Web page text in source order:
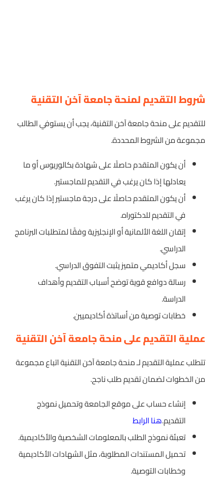
شروط التقديم لمنحة جامعة آخن التقنية
للتقديم على منحة جامعة آخن التقنية، يجب أن يستوفي الطالب
مجموعة من الشروط المحددة.
أن يكون المتقدم حاصلًا على شهادة بكالوريوس أو ما
يعادلها إذا كان يرغب في التقديم للماجستير.
أن يكون المتقدم حاصلًا على درجة ماجستير إذا كان يرغب
في التقديم للدكتوراه.
إتقان اللغة الألمانية أو الإنجليزية وفقًا لمتطلبات البرنامج
الدراسي.
سجل أكاديمي متميز يثبت التفوق الدراسي.
رسالة دوافع قوية توضح أسباب التقديم وأهداف
الدراسة.
خطابات توصية من أساتذة أكاديميين.
عملية التقديم على منحة جامعة آخن التقنية
تتطلب عملية التقديم لـ منحة جامعة آخن التقنية اتباع مجموعة
من الخطوات لضمان تقديم طلب ناجح.
إنشاء حساب على موقع الجامعة وتحميل نموذج
التقديم.هنا الرابط
تعبئة نموذج الطلب بالمعلومات الشخصية والأكاديمية.
تحميل المستندات المطلوبة، مثل الشهادات الأكاديمية
وخطابات التوصية.